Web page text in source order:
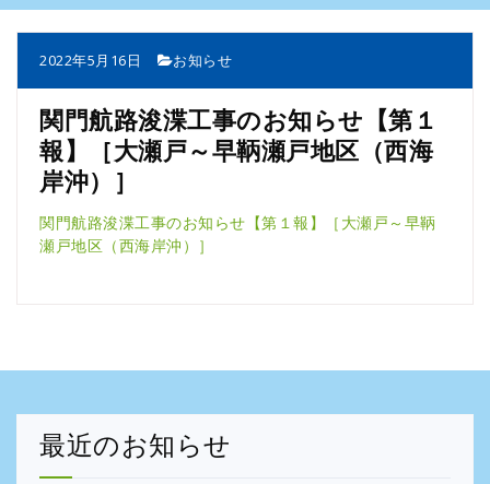
2022年5月16日 お知らせ
関門航路浚渫工事のお知らせ【第１
報】［大瀬戸～早鞆瀬戸地区（西海
岸沖）］
関門航路浚渫工事のお知らせ【第１報】［大瀬戸～早鞆
瀬戸地区（西海岸沖）］
最近のお知らせ